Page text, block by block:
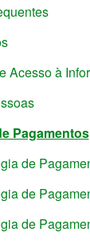
Acesso à
Pagamentos
de
de
de